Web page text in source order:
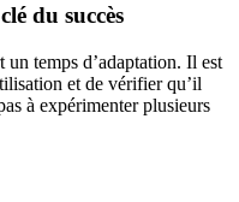
du succès
temps d’adaptation. Il est
et de vérifier qu’il
à expérimenter plusieurs